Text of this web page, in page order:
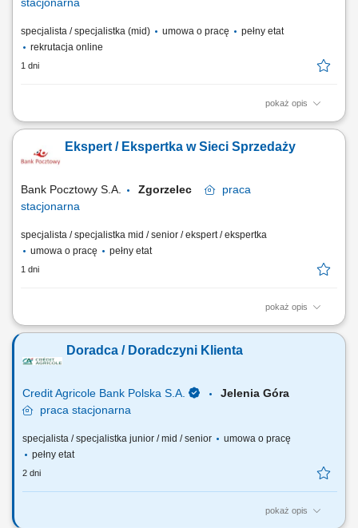
specjalista / specjalistka (mid) umowa o pracę
pełny etat
rekrutacja online
1 dni
pokaż opis
Twój zakres obowiązków diagnozowanie potrzeb i oczekiwań Klientów,
sprzedażowych, kształtowanie pozytywnego wizerunku Banku poprzez
wysoką jakość obsługi, operacyjna obsługa Klientów detalicznych,
Ekspert / Ekspertka w Sieci Sprzedaży
Bank Pocztowy S.A. Zgorzelec
praca
stacjonarna
specjalista / specjalistka mid / senior / ekspert / ekspertka
umowa o pracę
pełny etat
1 dni
pokaż opis
Twój zakres obowiązków Diagnozowanie potrzeb i oczekiwań Klientów;
relacji; Realizacja celów sprzedażowych; Kształtowanie pozytywnego
wizerunku Banku poprzez wysoką jakość obsługi; Operacyjna obsługa
Doradca / Doradczyni Klienta
Credit Agricole Bank Polska S.A.
Jelenia Góra
praca stacjonarna
specjalista / specjalistka junior / mid / senior
umowa o pracę
pełny etat
2 dni
pokaż opis